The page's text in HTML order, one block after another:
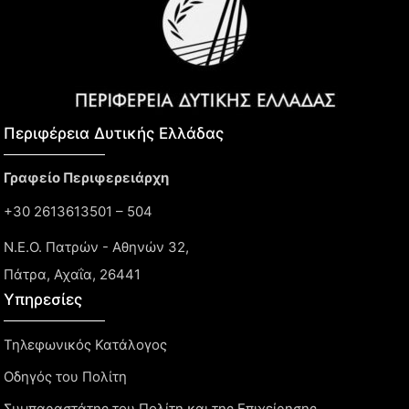
Περιφέρεια Δυτικής Ελλάδας​
Γραφείο Περιφερειάρχη
+30 2613613501 – 504
Ν.Ε.Ο. Πατρών - Αθηνών 32,
Πάτρα, Αχαΐα, 26441
Υπηρεσίες
Τηλεφωνικός Κατάλογος
Οδηγός του Πολίτη